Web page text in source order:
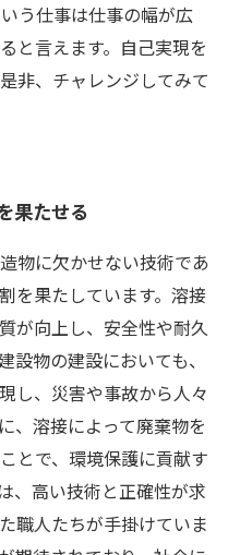
う仕事は仕事の幅が広
と言えます。自己実現を
非、チャレンジしてみて
果たせる
物に欠かせない技術であ
を果たしています。溶接
が向上し、安全性や耐久
設物の建設においても、
し、災害や事故から人々
、溶接によって廃棄物を
とで、環境保護に貢献す
、高い技術と正確性が求
職人たちが手掛けていま